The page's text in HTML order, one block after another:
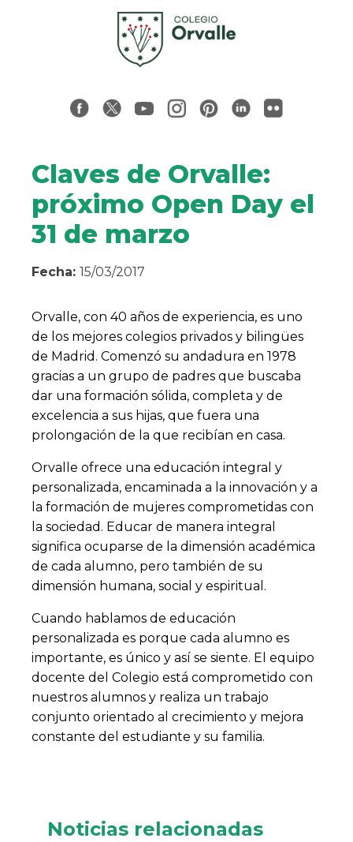
Claves de Orvalle:
próximo Open Day el
31 de marzo
Fecha: 15/03/2017
Orvalle, con 40 años de experiencia, es uno
de los mejores colegios privados y bilingües
de Madrid. Comenzó su andadura en 1978
gracias a un grupo de padres que buscaba
dar una formación sólida, completa y de
excelencia a sus hijas, que fuera una
prolongación de la que recibían en casa.
Orvalle ofrece una educación integral y
personalizada, encaminada a la innovación y a
la formación de mujeres comprometidas con
la sociedad. Educar de manera integral
significa ocuparse de la dimensión académica
de cada alumno, pero también de su
dimensión humana, social y espiritual.
Cuando hablamos de educación
personalizada es porque cada alumno es
importante, es único y así se siente. El equipo
docente del Colegio está comprometido con
nuestros alumnos y realiza un trabajo
conjunto orientado al crecimiento y mejora
constante del estudiante y su familia.
Noticias relacionadas